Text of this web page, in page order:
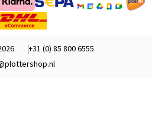
+31 (0) 85 800 6555